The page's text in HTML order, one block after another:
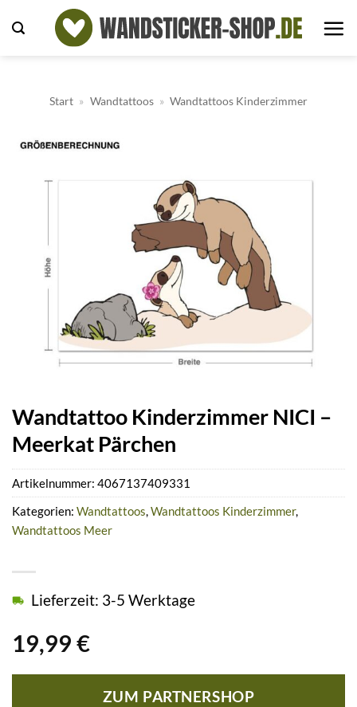
Inhalt
Start » Wandtattoos » Wandtattoos Kinderzimmer
Wandtattoo Kinderzimmer NICI –
Meerkat Pärchen
19,99 €
Lieferzeit: 3-5 Werktage
ZUM PARTNERSHOP
Artikelnummer: 4067137409331
Kategorien: Wandtattoos Wandtattoos Kinderzimmer,
Wandtattoos Meer